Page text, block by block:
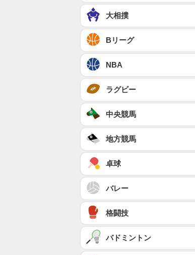
大相撲
Bリーグ
NBA
ラグビー
中央競馬
地方競馬
卓球
バレー
格闘技
バドミントン